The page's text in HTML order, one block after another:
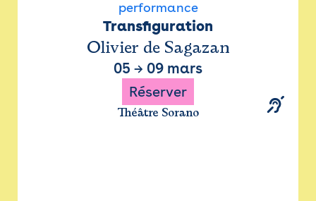
performance
Transfiguration
Olivier de Sagazan
05 → 09 mars
Réserver
Théâtre Sorano